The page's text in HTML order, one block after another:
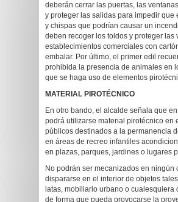
deberán cerrar las puertas, las
y proteger las salidas para impedir que
y chispas que podrían causar un
deben recoger los toldos y proteger las
establecimientos comerciales con
embalar. Por último, el primer edil
prohibida la presencia de animales en
que se haga uso de elementos
MATERIAL PIROTÉCNICO
En otro bando, el alcalde señala que
podrá utilizarse material pirotécnico en
públicos destinados a la permanencia
en áreas de recreo infantiles
en plazas, parques, jardines o lugares
No podrán ser mecanizados en ningún
dispararse en el interior de objetos
latas, mobiliario urbano o cualesquiera
de forma que pueda provocarse la